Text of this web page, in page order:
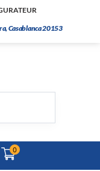
Casablanca 20153
0